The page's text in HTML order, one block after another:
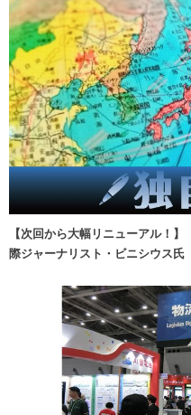
【次回から大幅リニューアル！
際ジャーナリスト・ビニシウス氏